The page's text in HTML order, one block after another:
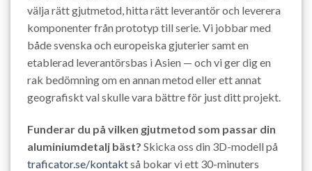
välja rätt gjutmetod, hitta rätt leverantör och leverera
komponenter från prototyp till serie. Vi jobbar med
både svenska och europeiska gjuterier samt en
etablerad leverantörsbas i Asien — och vi ger dig en
rak bedömning om en annan metod eller ett annat
geografiskt val skulle vara bättre för just ditt projekt.
Funderar du på vilken gjutmetod som passar din
aluminiumdetalj bäst? Skicka oss din 3D-modell på
traficator.se/kontaktså bokar vi ett 30-minuters